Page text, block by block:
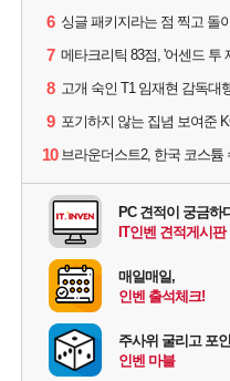
6
7
8
9
10
PC 견적이 궁금하
IT인벤 견적게시판
매일매일,
인벤 출석체크!
주사위 굴리고 포
인벤 마블